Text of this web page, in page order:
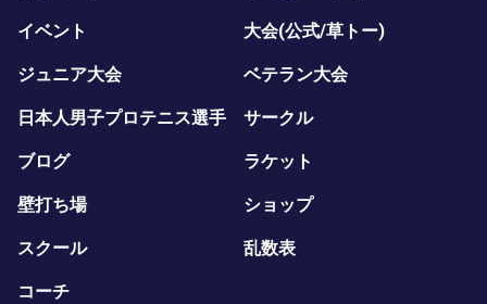
イベント 大会(公式/草トー)
ジュニア大会 ベテラン大会
日本人男子プロテニス選手 サークル
ブログ ラケット
壁打ち場 ショップ
スクール 乱数表
コーチ